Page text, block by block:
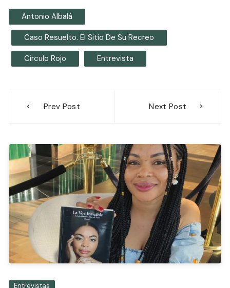
Antonio Albalá
Caso Resuelto. El Sitio De Su Recreo
Círculo Rojo Entrevista
Prev Post Next Post
Entrevistas